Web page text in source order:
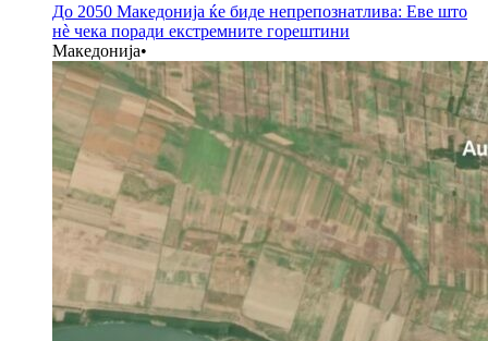
До 2050 Македонија ќе биде непрепознатлива: Еве што
нè чека поради екстремните горештини
Македонија•